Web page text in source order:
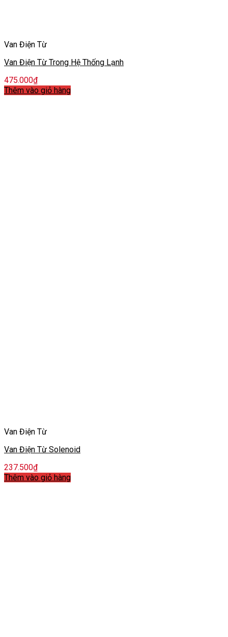
Van Điện Từ
Van Điện Từ Trong Hệ Thống Lạnh
475.000₫
Thêm vào giỏ hàng
Van Điện Từ
Van Điện Từ Solenoid
237.500₫
Thêm vào giỏ hàng